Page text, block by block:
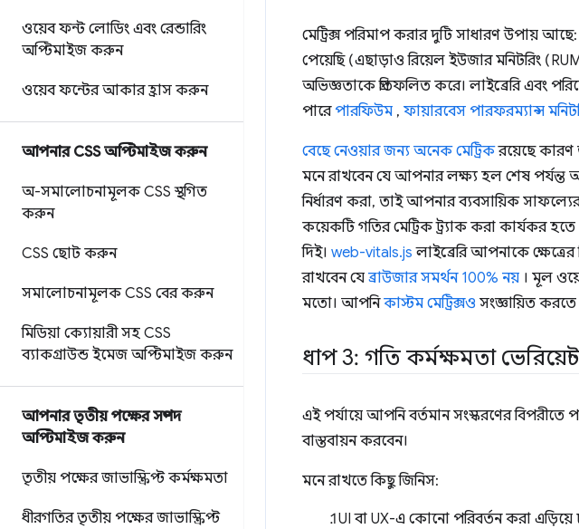
ওয়েব ফন্ট লোডিং এবং রেন্ডারিং
অপ্টিমাইজ করুন
ওয়েব ফন্টের আকার হ্রাস করুন
আপনার CSS অপ্টিমাইজ করুন
অ-সমালোচনামূলক CSS স্থগিত
করুন
CSS ছোট করুন
সমালোচনামূলক CSS বের করুন
মিডিয়া ক্যোয়ারী সহ CSS
ব্যাকগ্রাউন্ড ইমেজ অপ্টিমাইজ করুন
আপনার তৃতীয় পক্ষের সম্পদ
অপ্টিমাইজ করুন
তৃতীয় পক্ষের জাভাস্ক্রিপ্ট কর্মক্ষমতা
ধীরগতির তৃতীয় পক্ষের জাভাস্ক্রিপ্ট
মেট্রিক্স পরিমাপ করার দুটি সাধারণ উপায়
পেয়েছি (এছাড়াও রিয়েল ইউজার মনিটরিং
অভিজ্ঞতাকে প্রতিফলিত করে। লাইব্রেরি এবং
পারেপারফিউম , ফায়ারবেস পারফরম্যান্স
বেছে নেওয়ার জন্য অনেক মেট্রিকরয়েছে কারণ
মনে রাখবেন যে আপনার লক্ষ্য হল শেষ পর্যন্ত
নির্ধারণ করা, তাই আপনার ব্যবসায়িক
কয়েকটি গতির মেট্রিক ট্র্যাক করা কার্যকর
দিই। web-vitals.js লাইব্রেরি আপনাকে
রাখবেন যে ব্রাউজার সমর্থন 100% নয় । মূল
মতো। আপনিকাস্টম মেট্রিক্সও সংজ্ঞায়িত করতে
ধাপ 3: গতি কর্মক্ষমতা
এই পর্যায়ে আপনি বর্তমান সংস্করণের
বাস্তবায়ন করবেন।
মনে রাখতে কিছু জিনিস:
UI বা UX-এ কোনো পরিবর্তন করা